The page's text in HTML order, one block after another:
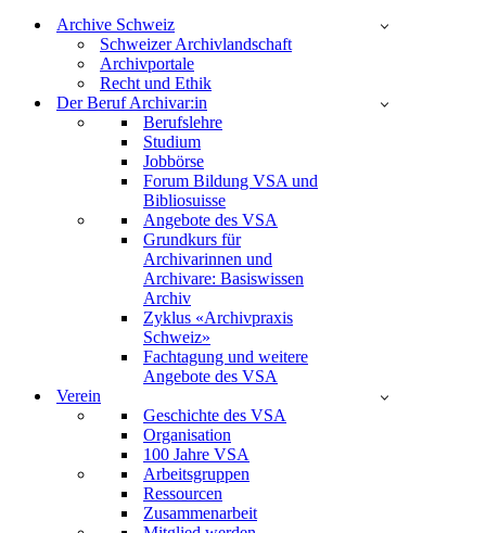
Archive Schweiz
Schweizer Archivlandschaft
Archivportale
Recht und Ethik
Der Beruf Archivar:in
Berufslehre
Studium
Jobbörse
Forum Bildung VSA und
Bibliosuisse
Angebote des VSA
Grundkurs für
Archivarinnen und
Archivare: Basiswissen
Archiv
Zyklus «Archivpraxis
Schweiz»
Fachtagung und weitere
Angebote des VSA
Verein
Geschichte des VSA
Organisation
100 Jahre VSA
Arbeitsgruppen
Ressourcen
Zusammenarbeit